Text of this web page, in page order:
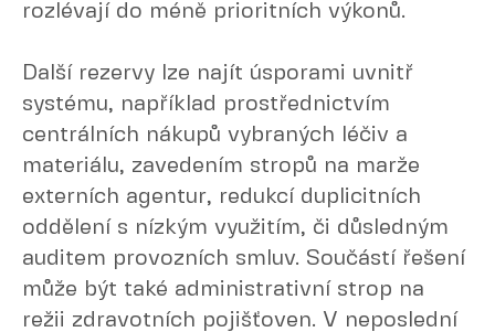
rozlévají do méně prioritních výkonů.
Další rezervy lze najít úsporami uvnitř
systému, například prostřednictvím
centrálních nákupů vybraných léčiv a
materiálu, zavedením stropů na marže
externích agentur, redukcí duplicitních
oddělení s nízkým využitím, či důsledným
auditem provozních smluv. Součástí řešení
může být také administrativní strop na
režii zdravotních pojišťoven. V neposlední